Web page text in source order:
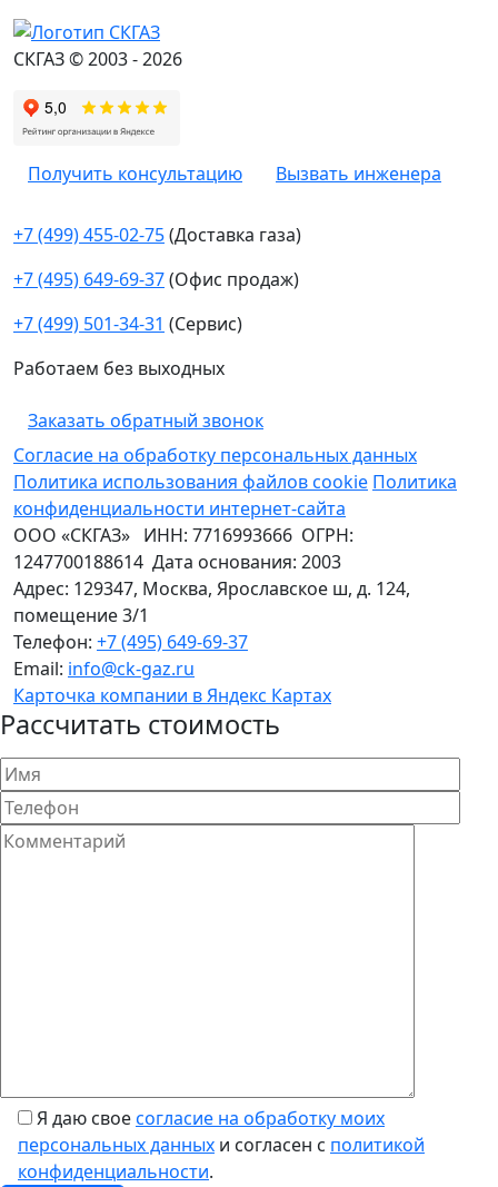
СКГАЗ © 2003 - 2026
Получить консультацию Вызвать инженера
+7 (499) 455-02-75(Доставка газа)
+7 (495) 649-69-37(Офис продаж)
+7 (499) 501-34-31 (Сервис)
Работаем без выходных
Заказать обратный звонок
Согласие на обработку персональных данных
Политика использования файлов cookie Политика
конфиденциальности интернет-сайта
ООО «СКГАЗ» ИНН: 7716993666 ОГРН:
1247700188614 Дата основания: 2003
Адрес: 129347, Москва, Ярославское ш, д. 124,
помещение 3/1
Телефон: +7 (495) 649-69-37
Email: info@ck-gaz.ru
Карточка компании в Яндекс Картах
Рассчитать стоимость
Я даю своесогласие на обработку моих
персональных данных и согласен с политикой
конфиденциальности.